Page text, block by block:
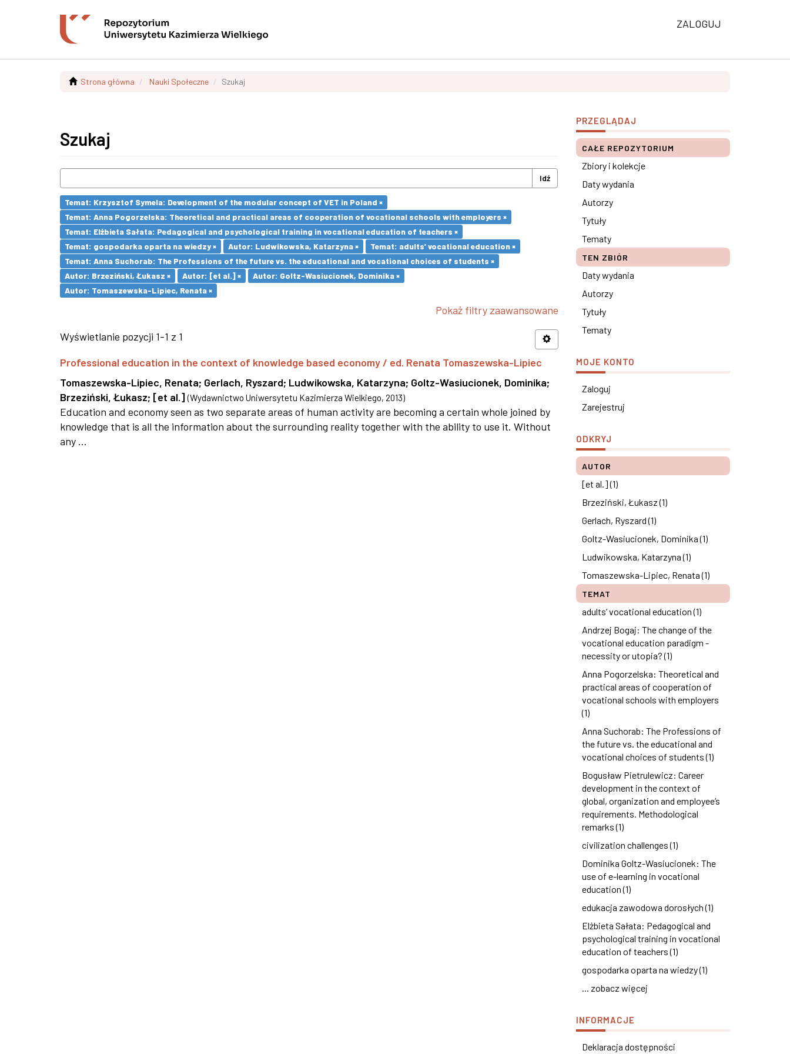
ZALOGUJ
Strona główna Nauki Społeczne Szukaj
Szukaj
Idź
Temat: Krzysztof Symela: Development of the modular concept of VET in Poland ×
Temat: Anna Pogorzelska: Theoretical and practical areas of cooperation of vocational schools with employers ×
Temat: Elżbieta Sałata: Pedagogical and psychological training in vocational education of teachers ×
Temat: gospodarka oparta na wiedzy ×
Autor: Ludwikowska, Katarzyna ×
Temat: adults’ vocational education ×
Temat: Anna Suchorab: The Professions of the future vs. the educational and vocational choices of students ×
Autor: Brzeziński, Łukasz ×
Autor: [et al.] ×
Autor: Goltz-Wasiucionek, Dominika ×
Autor: Tomaszewska-Lipiec, Renata ×
Pokaż filtry zaawansowane
Wyświetlanie pozycji 1-1 z 1
Professional education in the context of knowledge based economy / ed. Renata Tomaszewska-Lipiec
Tomaszewska-Lipiec, Renata; Gerlach, Ryszard; Ludwikowska, Katarzyna; Goltz-Wasiucionek, Dominika;
Brzeziński, Łukasz; [et al.] (Wydawnictwo Uniwersytetu Kazimierza Wielkiego, 2013)
Education and economy seen as two separate areas of human activity are becoming a certain whole joined by
knowledge that is all the information about the surrounding reality together with the ability to use it. Without
any ...
PRZEGLĄDAJ
CAŁE REPOZYTORIUM
Zbiory i kolekcje
Daty wydania
Autorzy
Tytuły
Tematy
TEN ZBIÓR
Daty wydania
Autorzy
Tytuły
Tematy
MOJE KONTO
Zaloguj
Zarejestruj
ODKRYJ
AUTOR
[et al.] (1)
Brzeziński, Łukasz (1)
Gerlach, Ryszard (1)
Goltz-Wasiucionek, Dominika (1)
Ludwikowska, Katarzyna (1)
Tomaszewska-Lipiec, Renata (1)
TEMAT
adults’ vocational education (1)
Andrzej Bogaj: The change of the
vocational education paradigm -
necessity or utopia? (1)
Anna Pogorzelska: Theoretical and
practical areas of cooperation of
vocational schools with employers
(1)
Anna Suchorab: The Professions of
the future vs. the educational and
vocational choices of students (1)
Bogusław Pietrulewicz: Career
development in the context of
global, organization and employee’s
requirements. Methodological
remarks (1)
civilization challenges (1)
Dominika Goltz-Wasiucionek: The
use of e-learning in vocational
education (1)
edukacja zawodowa dorosłych (1)
Elżbieta Sałata: Pedagogical and
psychological training in vocational
education of teachers (1)
gospodarka oparta na wiedzy (1)
... zobacz więcej
INFORMACJE
Deklaracja dostępności